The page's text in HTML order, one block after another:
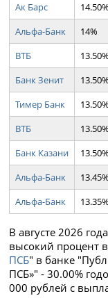
Ак Барс
14.50%
Альфа-Банк
14%
ВТБ
13.50%
Банк Зенит
13.50%
Тимер Банк
13.50%
ВТБ
13.50%
Банк Казани
13.50%
Альфа-Банк
13.45%
Альфа-Банк
13.35%
В августе 2026
высокий процент
ПСБ" в банке
ПСБ»" - 30.00%
000 рублей с